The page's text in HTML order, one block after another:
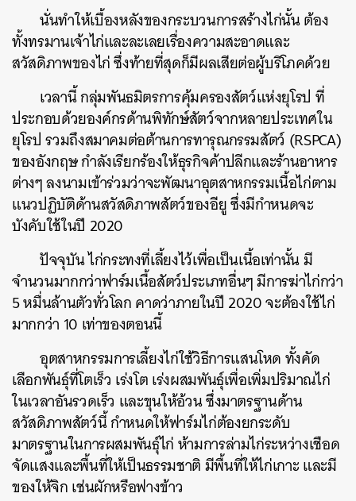
นั่นทำให้เบื้องหลังของกระบวนการสร้างไก่นั้น ต้อง
ทั้งทรมานเจ้าไก่และละเลยเรื่องความสะอาดและ
สวัสดิภาพของไก่ ซึ่งท้ายที่สุดก็มีผลเสียต่อผู้บริโภคด้วย
เวลานี้ กลุ่มพันธมิตรการคุ้มครองสัตว์แห่งยุโรป ที่
ประกอบด้วยองค์กรด้านพิทักษ์สัตว์จากหลายประเทศใน
ยุโรป รวมถึงสมาคมต่อต้านการทารุณกรรมสัตว์ (RSPCA)
ของอังกฤษ กำลังเรียกร้องให้ธุรกิจค้าปลีกและร้านอาหาร
ต่างๆ ลงนามเข้าร่วมว่าจะพัฒนาอุตสาหกรรมเนื้อไก่ตาม
แนวปฏิบัติด้านสวัสดิภาพสัตว์ของอียู ซึ่งมีกำหนดจะ
บังคับใช้ในปี 2020
ปัจจุบัน ไก่กระทงที่เลี้ยงไว้เพื่อเป็นเนื้อเท่านั้น มี
จำนวนมากกว่าฟาร์มเนื้อสัตว์ประเภทอื่นๆ มีการฆ่าไก่กว่า
5 หมื่นล้านตัวทั่วโลก คาดว่าภายในปี 2020 จะต้องใช้ไก่
มากกว่า 10 เท่าของตอนนี้
อุตสาหกรรมการเลี้ยงไก่ใช้วิธีการแสนโหด ทั้งคัด
เลือกพันธุ์ที่โตเร็ว เร่งโต เร่งผสมพันธุ์เพื่อเพิ่มปริมาณไก่
ในเวลาอันรวดเร็ว และขุนให้อ้วน ซึ่งมาตรฐานด้าน
สวัสดิภาพสัตว์นี้ กำหนดให้ฟาร์มไก่ต้องยกระดับ
มาตรฐานในการผสมพันธุ์ไก่ ห้ามการล่ามไก่ระหว่างเชือด
จัดแสงและพื้นที่ให้เป็นธรรมชาติ มีพื้นที่ให้ไก่เกาะ และมี
ของให้จิก เช่นผักหรือฟางข้าว